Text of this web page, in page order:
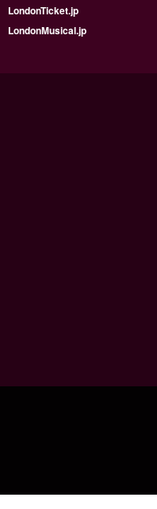
LondonTicket.jp
LondonMusical.jp